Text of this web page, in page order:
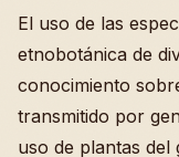
El uso de las
etnobotánica de
conocimiento
transmitido por
uso de plantas